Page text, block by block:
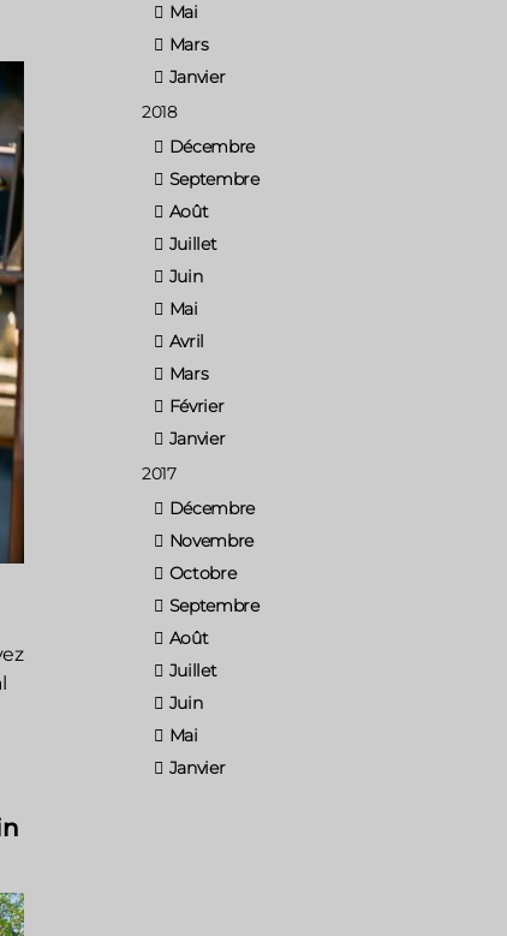
Mai
Mars
Janvier
2018
Décembre
Septembre
Août
Juillet
Juin
Mai
Avril
Mars
Février
Janvier
2017
Décembre
Novembre
Octobre
Septembre
Août
Juillet
Juin
Mai
Janvier